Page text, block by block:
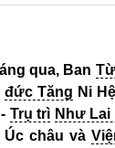
qua, Ban
đức Tăng Ni
Trụ trì Như Lai
Úc châu và